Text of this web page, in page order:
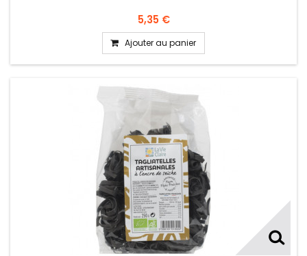
5,35 €
Ajouter au panier